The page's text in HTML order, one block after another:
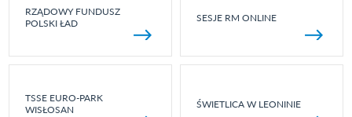
RZĄDOWY FUNDUSZ
POLSKI ŁAD
SESJE RM ONLINE
TSSE EURO-PARK
WISŁOSAN
ŚWIETLICA W LEONINIE